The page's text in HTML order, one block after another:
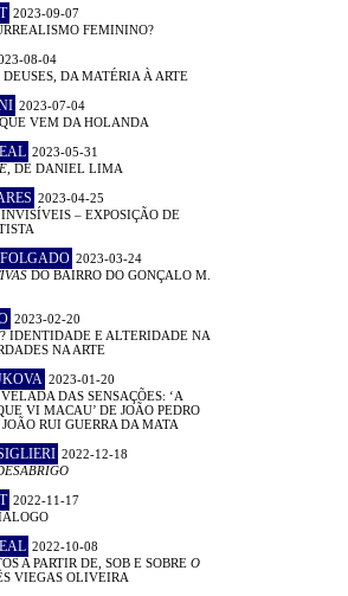
2023-09-07
FEMININO?
08-04
DEUSES, DA MATÉRIA À ARTE
2023-07-04
VEM DA HOLANDA
2023-05-31
, DE DANIEL LIMA
2023-04-25
– EXPOSIÇÃO DE
2023-03-24
DO BAIRRO DO GONÇALO M.
2023-02-20
IDENTIDADE E ALTERIDADE NA
NA ARTE
2023-01-20
DAS SENSAÇÕES: ‘A
VI MACAU’ DE JOÃO PEDRO
RUI GUERRA DA MATA
2022-12-18
2022-11-17
2022-10-08
A PARTIR DE, SOB E SOBRE O
VIEGAS OLIVEIRA